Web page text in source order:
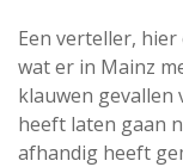
Een verteller,
wat er in Mainz
klauwen gevallen
heeft laten gaan
afhandig heeft